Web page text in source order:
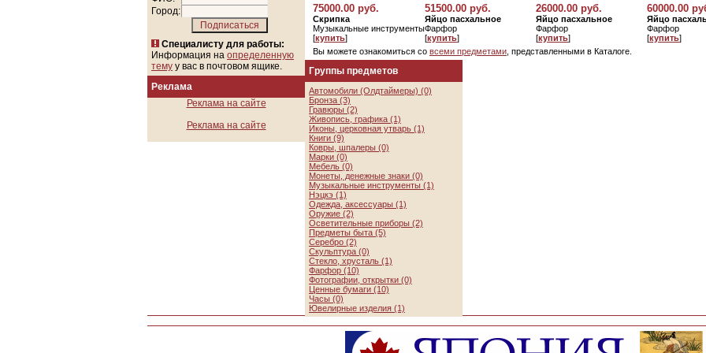
Город:
Специалисту для работы:
Информация на определенную
тему у вас в почтовом ящике.
Реклама
Реклама на сайте
Реклама на сайте
75000.00 руб.
Скрипка
Музыкальные инструменты
[купить]
51500.00 руб.
Яйцо пасхальное
Фарфор
[купить]
26000.00 руб.
Яйцо пасхальное
Фарфор
[купить]
60000.00
Яйцо
Фарфор
[купить]
Вы можете ознакомиться со всеми предметами , представленными в Каталоге.
Группы предметов
Автомобили (Олдтаймеры) (0)
Бронза (3)
Гравюры (2)
Живопись, графика (1)
Иконы, церковная утварь (1)
Книги (9)
Ковры, шпалеры (0)
Марки (0)
Мебель (0)
Монеты, денежные знаки (0)
Музыкальные инструменты (1)
Нэцкэ (1)
Одежда, аксессуары (1)
Оружие (2)
Осветительные приборы (2)
Предметы быта (5)
Серебро (2)
Скульптура (0)
Стекло, хрусталь (1)
Фарфор (10)
Фотографии, открытки (0)
Ценные бумаги (10)
Часы (0)
Ювелирные изделия (1)